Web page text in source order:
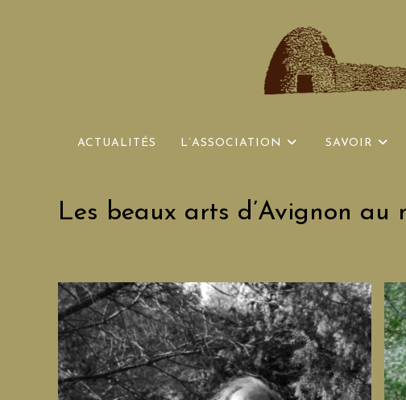
ACTUALITÉS L’ASSOCIATION SAVOIR
Les beaux arts d’Avignon au